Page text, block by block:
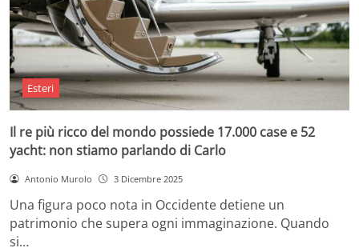
Esteri
Il re più ricco del mondo possiede 17.000 case e 52
yacht: non stiamo parlando di Carlo
Antonio Murolo 3 Dicembre 2025
Una figura poco nota in Occidente detiene un
patrimonio che supera ogni immaginazione. Quando
si…